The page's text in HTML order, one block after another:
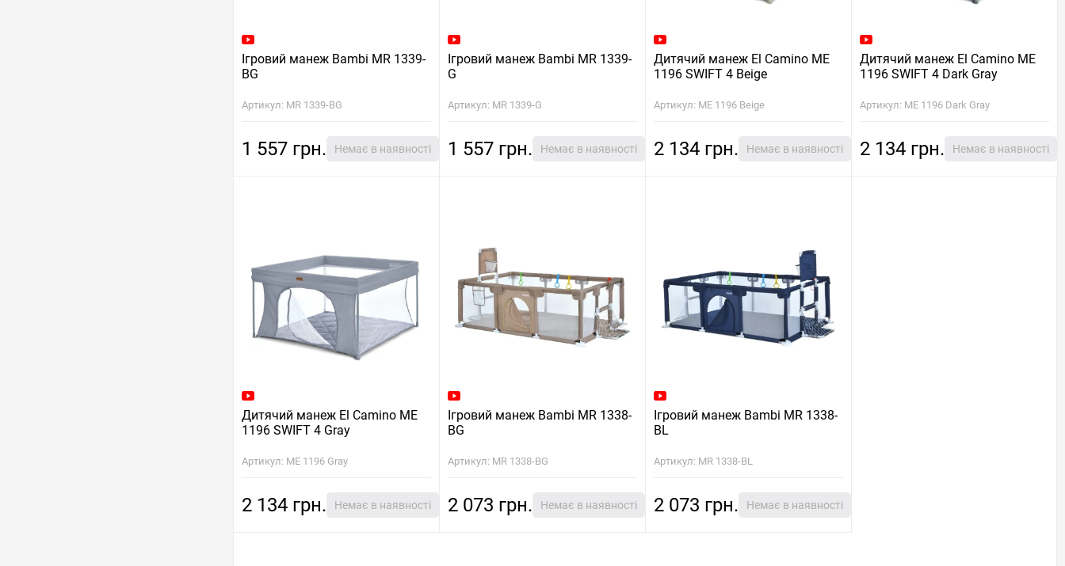
Ігровий манеж Bambi MR 1339-
BG
Артикул: MR 1339-BG
1 557 грн. Немає в наявності
Ігровий манеж Bambi MR 1339-
G
Артикул: MR 1339-G
1 557 грн. Немає в наявності
Дитячий манеж El Camino ME
1196 SWIFT 4 Beige
Артикул: ME 1196 Beige
2 134 грн. Немає в наявності
Дитячий манеж El Camino ME
1196 SWIFT 4 Dark Gray
Артикул: ME 1196 Dark Gray
2 134 грн. Немає в наявності
Дитячий манеж El Camino ME
1196 SWIFT 4 Gray
Артикул: ME 1196 Gray
2 134 грн. Немає в наявності
Ігровий манеж Bambi MR 1338-
BG
Артикул: MR 1338-BG
2 073 грн. Немає в наявності
Ігровий манеж Bambi MR 1338-
BL
Артикул: MR 1338-BL
2 073 грн. Немає в наявності